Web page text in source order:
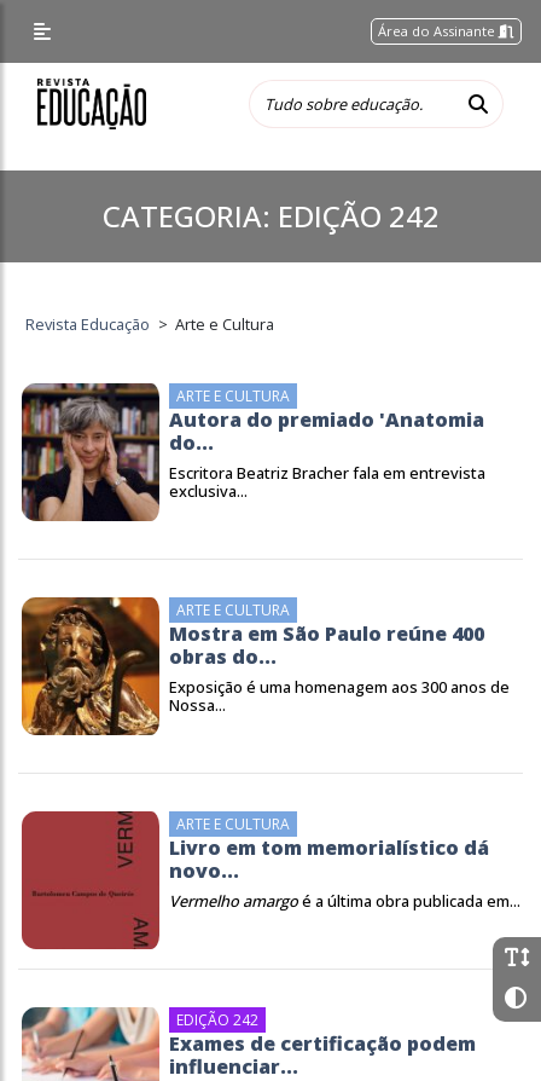
Área do Assinante
CATEGORIA: EDIÇÃO 242
Revista Educação > Arte e Cultura
ARTE E CULTURA
Autora do premiado 'Anatomia
do...
Escritora Beatriz Bracher fala em entrevista
exclusiva...
ARTE E CULTURA
Mostra em São Paulo reúne 400
obras do...
Exposição é uma homenagem aos 300 anos de
Nossa...
ARTE E CULTURA
Livro em tom memorialístico dá
novo...
Vermelho amargoé a última obra publicada em...
EDIÇÃO 242
Exames de certificação podem
influenciar...